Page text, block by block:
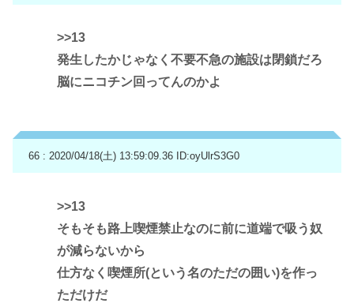
>>13
発生したかじゃなく不要不急の施設は閉鎖だろ
脳にニコチン回ってんのかよ
66 : 2020/04/18(土) 13:59:09.36 ID:oyUlrS3G0
>>13
そもそも路上喫煙禁止なのに前に道端で吸う奴
が減らないから
仕方なく喫煙所(という名のただの囲い)を作っ
ただけだ